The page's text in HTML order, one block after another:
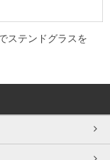
ステンドグラスを